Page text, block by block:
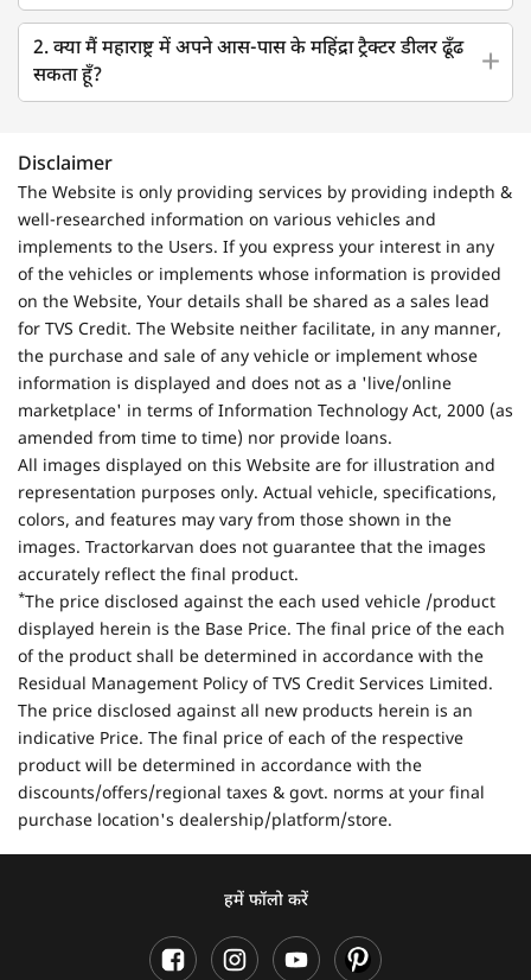
2. क्या मैं महाराष्ट्र में अपने आस-पास के महिंद्रा ट्रैक्टर डीलर ढूँढ
सकता हूँ?
Disclaimer
The Website is only providing services by providing indepth &
well-researched information on various vehicles and
implements to the Users. If you express your interest in any
of the vehicles or implements whose information is provided
on the Website, Your details shall be shared as a sales lead
for TVS Credit. The Website neither facilitate, in any manner,
the purchase and sale of any vehicle or implement whose
information is displayed and does not as a 'live/online
marketplace' in terms of Information Technology Act, 2000 (as
amended from time to time) nor provide loans.
All images displayed on this Website are for illustration and
representation purposes only. Actual vehicle, specifications,
colors, and features may vary from those shown in the
images. Tractorkarvan does not guarantee that the images
accurately reflect the final product.
*The price disclosed against the each used vehicle /product
displayed herein is the Base Price. The final price of the each
of the product shall be determined in accordance with the
Residual Management Policy of TVS Credit Services Limited.
The price disclosed against all new products herein is an
indicative Price. The final price of each of the respective
product will be determined in accordance with the
discounts/offers/regional taxes & govt. norms at your final
purchase location's dealership/platform/store.
हमें फॉलो करें